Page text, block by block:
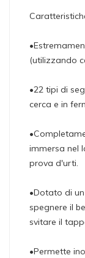
(utilizzando
•22 tipi di
cerca e in
immersa nel
prova d'urti.
•Dotato di
spegnere il
svitare il
•Permette